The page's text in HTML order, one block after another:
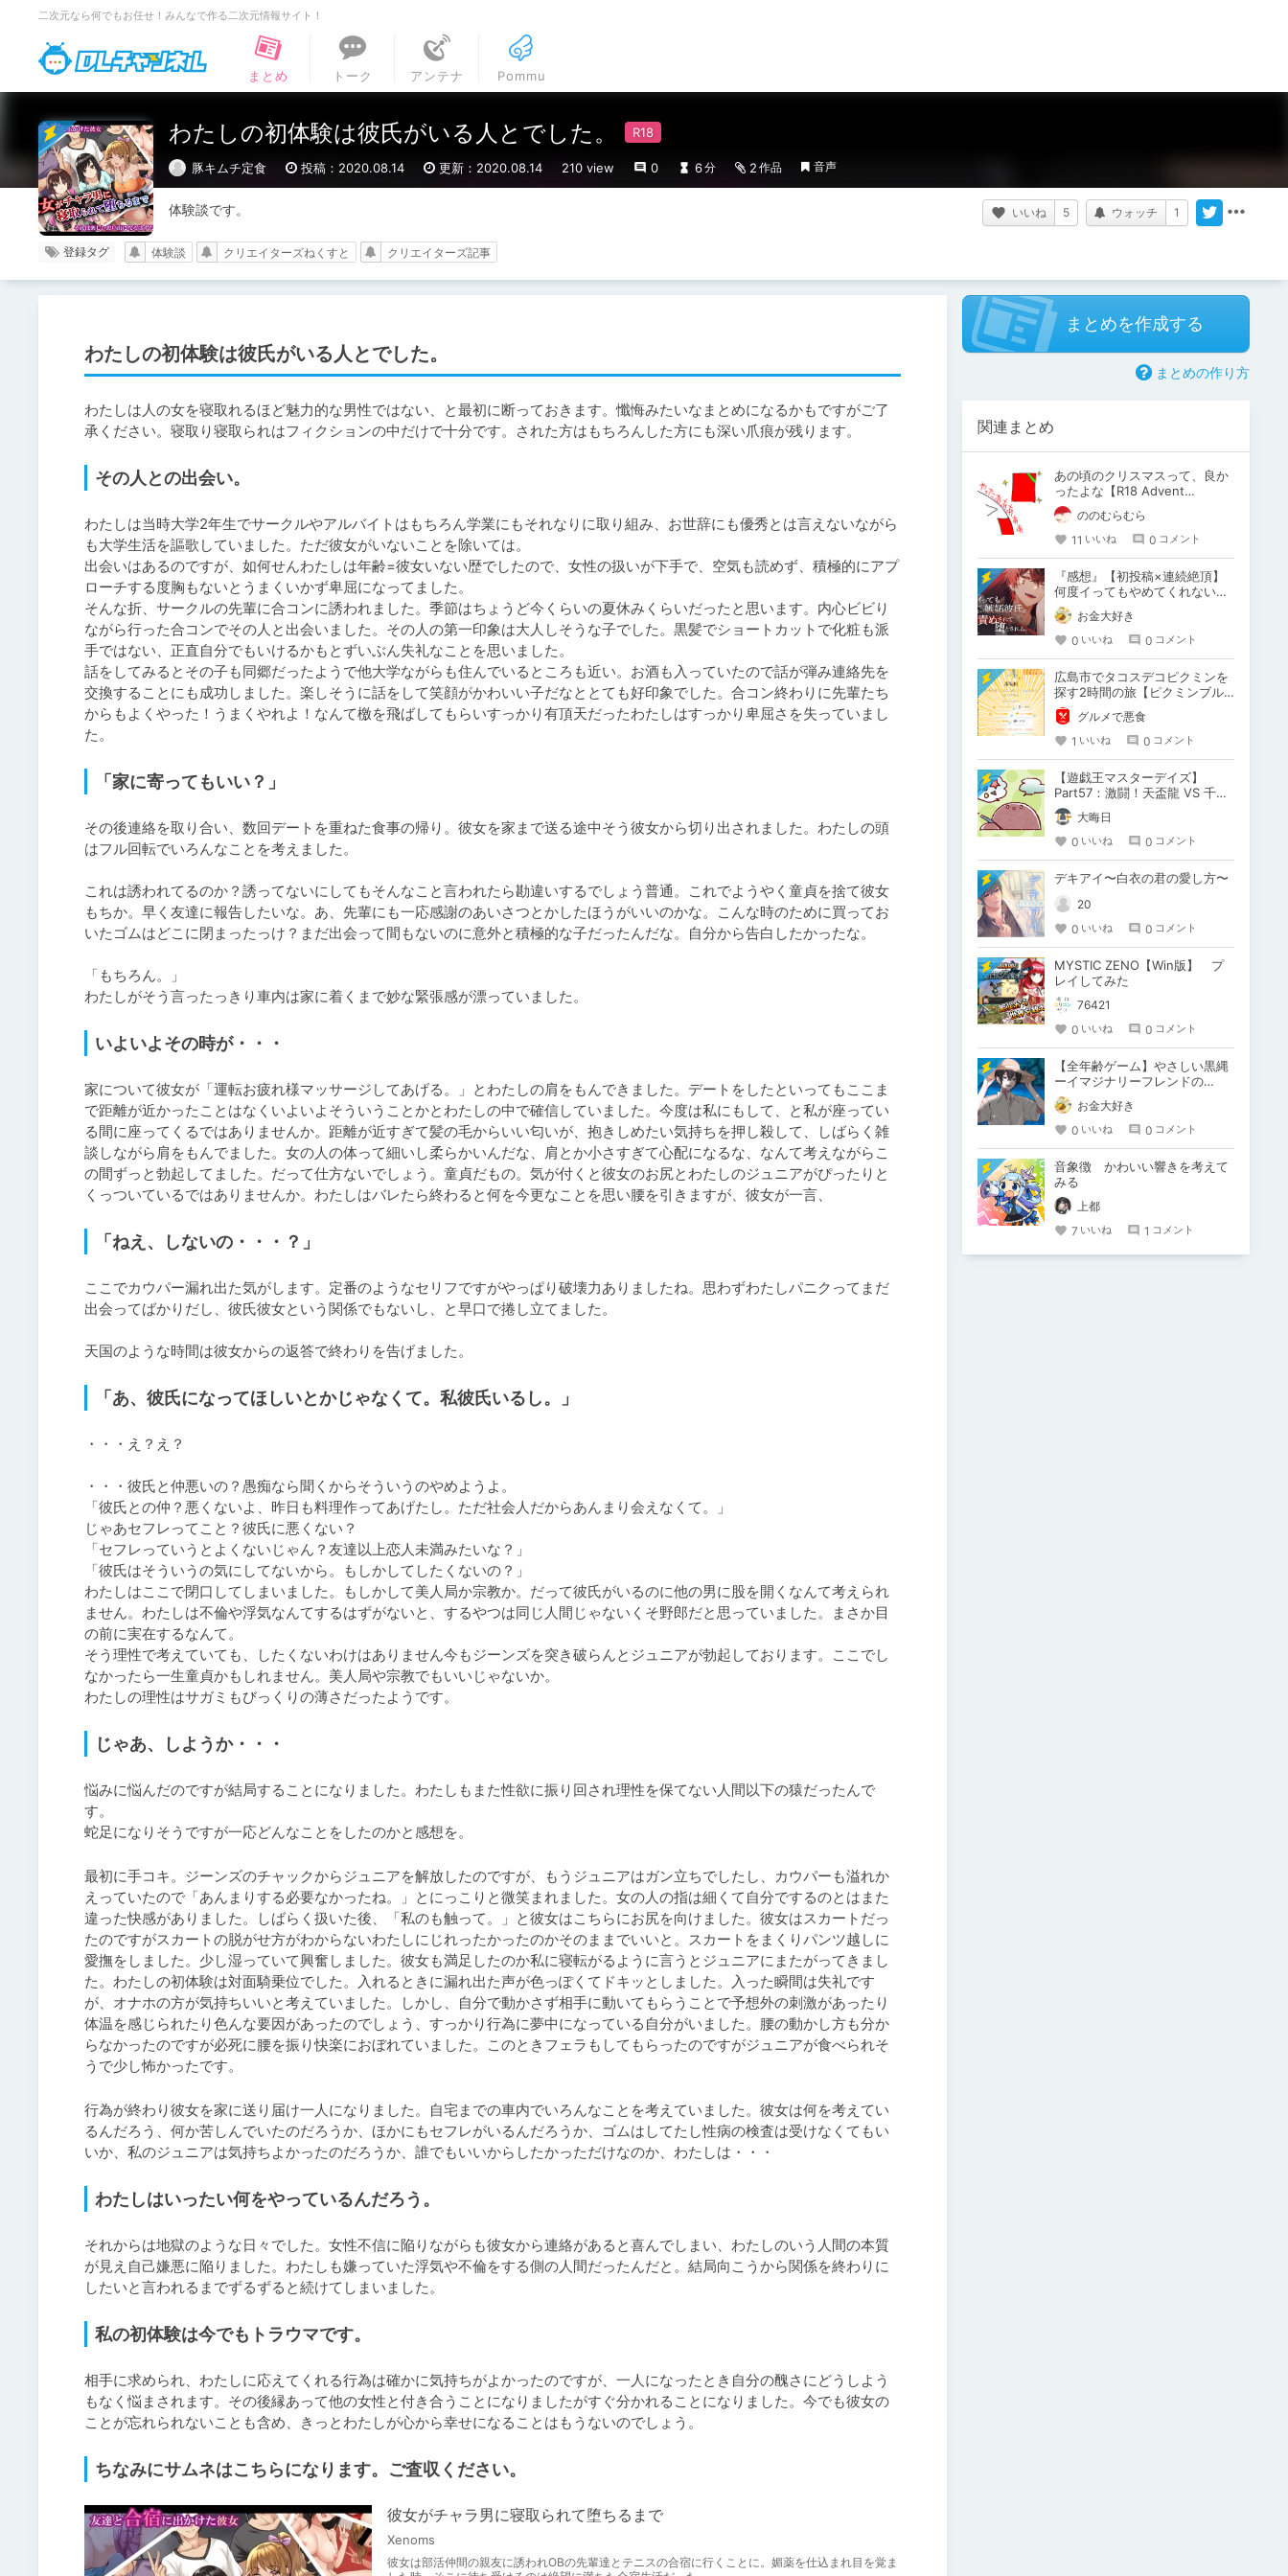
二次元なら何でもお任せ！みんなで作る二次元情報サイト！
DLチャンネル
まとめ
トーク アンテナ Pommu
わたしの初体験は彼氏がいる人とでした。
豚キムチ定食 投稿：2020.08.14 更新：2020.08.14 210 view 0 6分 2 作品 音声
体験談です。 いいね 5 ウォッチ 1
登録タグ 体験談 クリエイターズねくすと クリエイターズ記事
わたしの初体験は彼氏がいる人とでした。
わたしは人の女を寝取れるほど魅力的な男性ではない、と最初に断っておきます。懺悔みたいなまとめになるかもですがご了
承ください。寝取り寝取られはフィクションの中だけで十分です。された方はもちろんした方にも深い爪痕が残ります。
その人との出会い。
わたしは当時大学2年生でサークルやアルバイトはもちろん学業にもそれなりに取り組み、お世辞にも優秀とは言えないながら
も大学生活を謳歌していました。ただ彼女がいないことを除いては。
出会いはあるのですが、如何せんわたしは年齢=彼女いない歴でしたので、女性の扱いが下手で、空気も読めず、積極的にアプ
ローチする度胸もないとうまくいかず卑屈になってました。
そんな折、サークルの先輩に合コンに誘われました。季節はちょうど今くらいの夏休みくらいだったと思います。内心ビビり
ながら行った合コンでその人と出会いました。その人の第一印象は大人しそうな子でした。黒髪でショートカットで化粧も派
手ではない、正直自分でもいけるかもとずいぶん失礼なことを思いました。
話をしてみるとその子も同郷だったようで他大学ながらも住んでいるところも近い。お酒も入っていたので話が弾み連絡先を
交換することにも成功しました。楽しそうに話をして笑顔がかわいい子だなととても好印象でした。合コン終わりに先輩たち
からもよくやった！うまくやれよ！なんて檄を飛ばしてもらいすっかり有頂天だったわたしはすっかり卑屈さを失っていまし
た。
「家に寄ってもいい？」
その後連絡を取り合い、数回デートを重ねた食事の帰り。彼女を家まで送る途中そう彼女から切り出されました。わたしの頭
はフル回転でいろんなことを考えました。
これは誘われてるのか？誘ってないにしてもそんなこと言われたら勘違いするでしょう普通。これでようやく童貞を捨て彼女
もちか。早く友達に報告したいな。あ、先輩にも一応感謝のあいさつとかしたほうがいいのかな。こんな時のために買ってお
いたゴムはどこに閉まったっけ？まだ出会って間もないのに意外と積極的な子だったんだな。自分から告白したかったな。
「もちろん。」
わたしがそう言ったっきり車内は家に着くまで妙な緊張感が漂っていました。
いよいよその時が・・・
家について彼女が「運転お疲れ様マッサージしてあげる。」とわたしの肩をもんできました。デートをしたといってもここま
で距離が近かったことはなくいよいよそういうことかとわたしの中で確信していました。今度は私にもして、と私が座ってい
る間に座ってくるではありませんか。距離が近すぎて髪の毛からいい匂いが、抱きしめたい気持ちを押し殺して、しばらく雑
談しながら肩をもんでました。女の人の体って細いし柔らかいんだな、肩とか小さすぎて心配になるな、なんて考えながらこ
の間ずっと勃起してました。だって仕方ないでしょう。童貞だもの。気が付くと彼女のお尻とわたしのジュニアがぴったりと
「ねえ、しないの・・・？」
ここでカウパー漏れ出た気がします。定番のようなセリフですがやっぱり破壊力ありましたね。思わずわたしパニクってまだ
出会ってばかりだし、彼氏彼女という関係でもないし、と早口で捲し立てました。
天国のような時間は彼女からの返答で終わりを告げました。
「あ、彼氏になってほしいとかじゃなくて。私彼氏いるし。」
・・・え？え？
・・・彼氏と仲悪いの？愚痴なら聞くからそういうのやめようよ。
「彼氏との仲？悪くないよ、昨日も料理作ってあげたし。ただ社会人だからあんまり会えなくて。」
じゃあセフレってこと？彼氏に悪くない？
「セフレっていうとよくないじゃん？友達以上恋人未満みたいな？」
「彼氏はそういうの気にしてないから。もしかしてしたくないの？」
わたしはここで閉口してしまいました。もしかして美人局か宗教か。だって彼氏がいるのに他の男に股を開くなんて考えられ
ません。わたしは不倫や浮気なんてするはずがないと、するやつは同じ人間じゃないくそ野郎だと思っていました。まさか目
の前に実在するなんて。
そう理性で考えていても、したくないわけはありません今もジーンズを突き破らんとジュニアが勃起しております。ここでし
なかったら一生童貞かもしれません。美人局や宗教でもいいじゃないか。
わたしの理性はサガミもびっくりの薄さだったようです。
じゃあ、しようか・・・
悩みに悩んだのですが結局することになりました。わたしもまた性欲に振り回され理性を保てない人間以下の猿だったんで
す。
蛇足になりそうですが一応どんなことをしたのかと感想を。
最初に手コキ。ジーンズのチャックからジュニアを解放したのですが、もうジュニアはガン立ちでしたし、カウパーも溢れか
えっていたので「あんまりする必要なかったね。」とにっこりと微笑まれました。女の人の指は細くて自分でするのとはまた
違った快感がありました。しばらく扱いた後、「私のも触って。」と彼女はこちらにお尻を向けました。彼女はスカートだっ
たのですがスカートの脱がせ方がわからないわたしにじれったかったのかそのままでいいと。スカートをまくりパンツ越しに
愛撫をしました。少し湿っていて興奮しました。彼女も満足したのか私に寝転がるように言うとジュニアにまたがってきまし
た。わたしの初体験は対面騎乗位でした。入れるときに漏れ出た声が色っぽくてドキッとしました。入った瞬間は失礼です
が、オナホの方が気持ちいいと考えていました。しかし、自分で動かさず相手に動いてもらうことで予想外の刺激があったり
体温を感じられたり色んな要因があったのでしょう、すっかり行為に夢中になっている自分がいました。腰の動かし方も分か
らなかったのですが必死に腰を振り快楽におぼれていました。このときフェラもしてもらったのですがジュニアが食べられそ
うで少し怖かったです。
行為が終わり彼女を家に送り届け一人になりました。自宅までの車内でいろんなことを考えていました。彼女は何を考えてい
るんだろう、何か苦しんでいたのだろうか、ほかにもセフレがいるんだろうか、ゴムはしてたし性病の検査は受けなくてもい
いか、私のジュニアは気持ちよかったのだろうか、誰でもいいからしたかっただけなのか、わたしは・・・
わたしはいったい何をやっているんだろう。
それからは地獄のような日々でした。女性不信に陥りながらも彼女から連絡があると喜んでしまい、わたしのいう人間の本質
が見え自己嫌悪に陥りました。わたしも嫌っていた浮気や不倫をする側の人間だったんだと。結局向こうから関係を終わりに
したいと言われるまでずるずると続けてしまいました。
私の初体験は今でもトラウマです。
相手に求められ、わたしに応えてくれる行為は確かに気持ちがよかったのですが、一人になったとき自分の醜さにどうしよう
もなく悩まされます。その後縁あって他の女性と付き合うことになりましたがすぐ分かれることになりました。今でも彼女の
ことが忘れられないことも含め、きっとわたしが心から幸せになることはもうないのでしょう。
ちなみにサムネはこちらになります。ご査収ください。
彼女がチャラ男に寝取られて堕ちるまで
Xenoms
彼女は部活仲間の親友に誘われOBの先輩達とテニスの合宿に行くことに。媚薬を仕込まれ目を覚ま
まとめを作成する
まとめの作り方
関連まとめ
あの頃のクリスマスって、良か
ったよな【R18 Advent
Calendar 2024】
ののむらむら
11 いいね 0 コメント
『感想』【初投稿×連続絶頂】
何度イってもやめてくれない嫉
妬彼氏に激責めされて堕とされ
る。お金大好き
0 いいね 0 コメント
広島市でタコスデコピクミンを
探す2時間の旅【ピクミンブル
ーム / Pikmin Bloom】
グルメで悪食
1 いいね 0 コメント
【遊戯王マスターデイズ】
Part57：激闘！天盃龍 VS 千年
D【架空デュエル】
大晦日
0 いいね 0 コメント
デキアイ〜白衣の君の愛し方〜
20
0 いいね 0 コメント
MYSTIC ZENO【Win版】 プ
レイしてみた
76421
0 いいね 0 コメント
【全年齢ゲーム】やさしい黒縄
ーイマジナリーフレンドの
「彼」と過ごすおぼんやすみー
お金大好き
0 いいね 0 コメント
音象徴 かわいい響きを考えて
みる
上都
7 いいね 1 コメント